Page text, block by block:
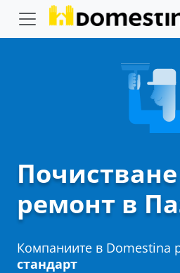
ремонт в
Компаниите в Domestina
стандарт